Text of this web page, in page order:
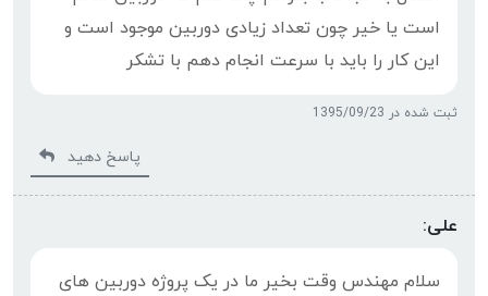
است یا خیر چون تعداد زیادی دوربین موجود است و
این کار را باید با سرعت انجام دهم با تشکر
ثبت شده در 1395/09/23
پاسخ دهید
علی:
سلام مهندس وقت بخیر ما در یک پروژه دوربین های